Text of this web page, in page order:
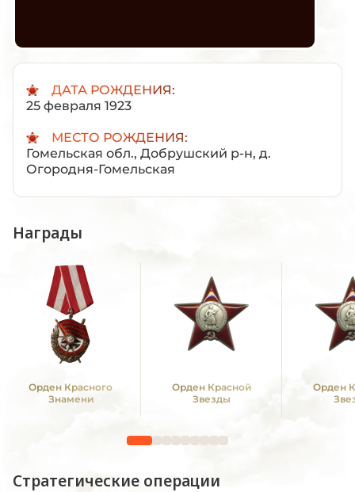
ДАТА РОЖДЕНИЯ:
25 февраля 1923
МЕСТО РОЖДЕНИЯ:
Гомельская обл., Добрушский р-н, д.
Огородня-Гомельская
Награды
Орден Красного
Знамени
Орден Красной
Звезды
Орден
Стратегические операции